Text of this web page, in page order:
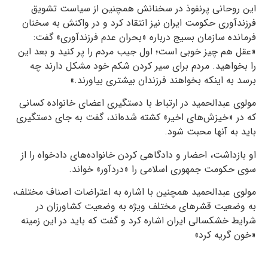
این روحانی پرنفوذ در سخنانش همچنین از سیاست تشویق
فرزندآوری حکومت ایران نیز انتقاد کرد و در واکنش به سخنان
فرمانده سازمان بسیج درباره «بحران عدم فرزندآوری» گفت:
«عقل هم چیز خوبی است؛ اول جیب مردم را پر کنید و بعد این
را بخواهید. مردم برای سیر کردن شکم خود مشکل دارند چه
برسد به اینکه بخواهند فرزندان بیشتری بیاورند.»
مولوی عبدالحمید در ارتباط با دستگیری اعضای خانواده کسانی
که در «خیزش‌های اخیر» کشته شده‌اند، گفت به جای دستگیری
باید به آنها محبت شود.
او بازداشت،‌ احضار و دادگاهی کردن خانواده‌های دادخواه را از
سوی حکومت جمهوری اسلامی را «دردآور» خواند.
مولوی عبدالحمید همچنین با اشاره به اعتراضات اصناف مختلف،
به وضعیت قشرهای مختلف ویژه به وضعیت کشاورزان در
شرایط خشکسالی ایران اشاره کرد و گفت که باید در این زمینه
«خون گریه کرد»